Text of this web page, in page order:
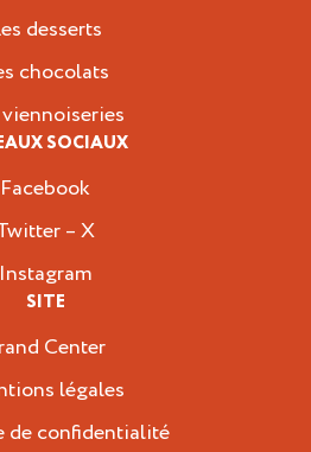
desserts
chocolats
viennoiseries
SOCIAUX
Facebook
– X
Instagram
SITE
Center
légales
de confidentialité